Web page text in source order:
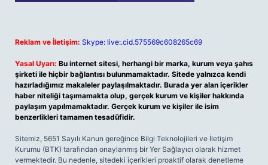
Reklam ve İletişim: Skype: live:.cid.575569c608265c69
Yasal Uyarı: Bu internet sitesi, herhangi bir marka, kurum veya şahıs
şirketi ile hiçbir bağlantısı bulunmamaktadır. Sitede yalnızca kendi
hazırladığımız makaleler paylaşılmaktadır. Burada yer alan içerikler
haber niteliği taşımamakta olup, gerçek kurum ve kişiler hakkında
paylaşım yapılmamaktadır. Gerçek kurum ve kişiler ile isim
benzerlikleri tamamen tesadüfidir.
Sitemiz, 5651 Sayılı Kanun gereğince Bilgi Teknolojileri ve İletişim
Kurumu (BTK) tarafından onaylanmış bir Yer Sağlayıcı olarak hizmet
vermektedir. Bu nedenle, sitedeki içerikleri proaktif olarak denetleme